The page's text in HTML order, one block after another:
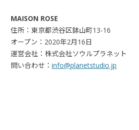
MAISON ROSE
住所：東京都渋谷区鉢山町13-16
オープン：2020年2月16日
運営会社：株式会社ソウルプラネット
問い合わせ：info@planetstudio.jp